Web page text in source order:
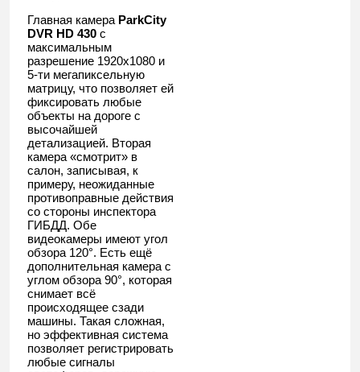
Главная камера ParkCity
DVR HD 430 с
максимальным
разрешение 1920х1080 и
5-ти мегапиксельную
матрицу, что позволяет ей
фиксировать любые
объекты на дороге с
высочайшей
детализацией. Вторая
камера «смотрит» в
салон, записывая, к
примеру, неожиданные
противоправные действия
со стороны инспектора
ГИБДД. Обе
видеокамеры имеют угол
обзора 120°. Есть ещё
дополнительная камера с
углом обзора 90°, которая
снимает всё
происходящее сзади
машины. Такая сложная,
но эффективная система
позволяет регистрировать
любые сигналы